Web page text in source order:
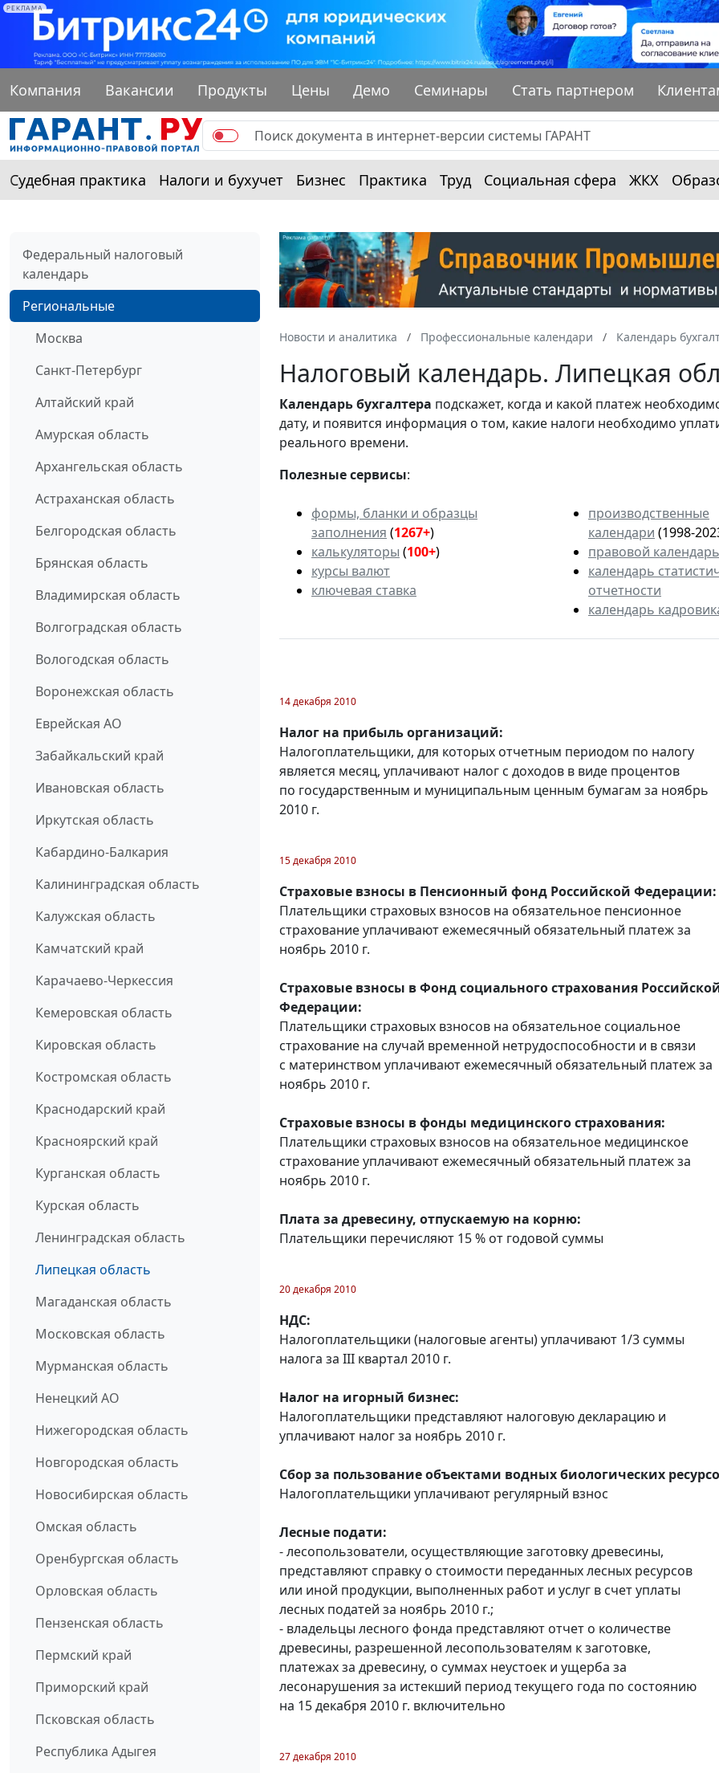
РЕКЛАМА
Компания Вакансии Продукты Цены Демо Семинары Стать партнером
Судебная практика Налоги и бухучет Бизнес Практика Труд Социальная сфера ЖКХ
Федеральный налоговый
календарь
Региональные
Москва
Санкт-Петербург
Алтайский край
Амурская область
Архангельская область
Астраханская область
Белгородская область
Брянская область
Владимирская область
Волгоградская область
Вологодская область
Воронежская область
Еврейская АО
Забайкальский край
Ивановская область
Иркутская область
Кабардино-Балкария
Калининградская область
Калужская область
Камчатский край
Карачаево-Черкессия
Кемеровская область
Кировская область
Костромская область
Краснодарский край
Красноярский край
Курганская область
Курская область
Ленинградская область
Липецкая область
Магаданская область
Московская область
Мурманская область
Ненецкий АО
Нижегородская область
Новгородская область
Новосибирская область
Омская область
Оренбургская область
Орловская область
Пензенская область
Пермский край
Приморский край
Псковская область
Республика Адыгея
Новости и аналитика Профессиональные календари Календарь
Налоговый календарь. Липецкая
Календарьбухгалтера подскажет, когда и какой платеж
дату, и появится информация о том, какие налоги необходимо
реального времени.
Полезные сервисы:
формы, бланки и образцы
заполнения (1267+)
калькуляторы (100+)
курсы валют
ключевая ставка
производственные
календари (1998-
правовой календарь
календарь
отчетности
календарь
14 декабря 2010
Налог на прибыль организаций:
Налогоплательщики, для которых отчетным периодом по налогу
является месяц, уплачивают налог с доходов в виде процентов
по государственным и муниципальным ценным бумагам за ноябрь
2010 г.
15 декабря 2010
Страховые взносы в Пенсионный фонд Российской Федерации:
Плательщики страховых взносов на обязательное пенсионное
страхование уплачивают ежемесячный обязательный платеж за
ноябрь 2010 г.
Страховые взносы в Фонд социального страхования
Федерации:
Плательщики страховых взносов на обязательное социальное
страхование на случай временной нетрудоспособности и в связи
с материнством уплачивают ежемесячный обязательный платеж за
ноябрь 2010 г.
Страховые взносы в фонды медицинского страхования:
Плательщики страховых взносов на обязательное медицинское
страхование уплачивают ежемесячный обязательный платеж за
ноябрь 2010 г.
Плата за древесину, отпускаемую на корню:
Плательщики перечисляют 15 % от годовой суммы
20 декабря 2010
НДС:
Налогоплательщики (налоговые агенты) уплачивают 1/3 суммы
налога за III квартал 2010 г.
Налог на игорный бизнес:
Налогоплательщики представляют налоговую декларацию и
уплачивают налог за ноябрь 2010 г.
Сбор за пользование объектами водных биологических
Налогоплательщики уплачивают регулярный взнос
Лесные подати:
- лесопользователи, осуществляющие заготовку древесины,
представляют справку о стоимости переданных лесных ресурсов
или иной продукции, выполненных работ и услуг в счет уплаты
лесных податей за ноябрь 2010 г.;
- владельцы лесного фонда представляют отчет о количестве
древесины, разрешенной лесопользователям к заготовке,
платежах за древесину, о суммах неустоек и ущерба за
лесонарушения за истекший период текущего года по состоянию
на 15 декабря 2010 г. включительно
27 декабря 2010